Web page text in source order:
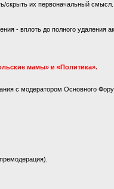
скрыть их первоначальный смысл.
- вплоть до полного удаления
мамы» и «Политика».
с модератором Основного